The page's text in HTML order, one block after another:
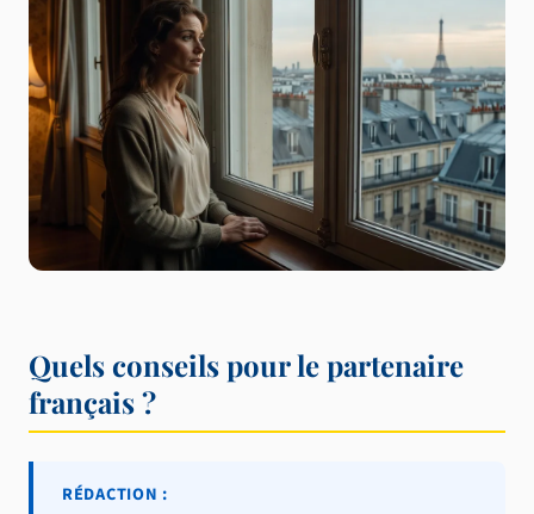
Quels conseils pour le partenaire
français ?
RÉDACTION :